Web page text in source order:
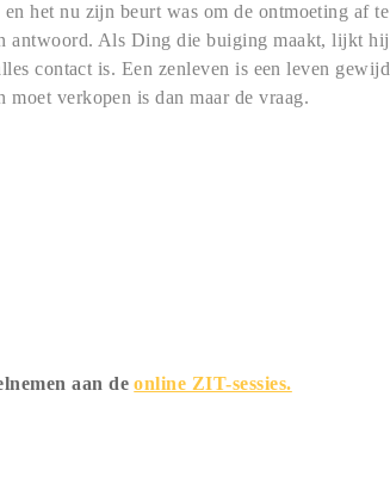
het nu zijn beurt was om de ontmoeting af te
antwoord. Als Ding die buiging maakt, lijkt hij
contact is. Een zenleven is een leven gewijd
verkopen is dan maar de vraag.
aan deonline ZIT-sessies.